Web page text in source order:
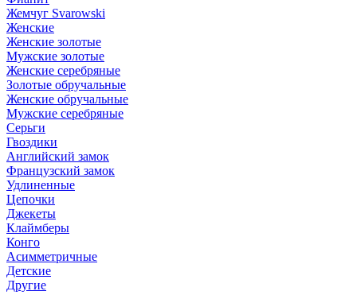
Жемчуг Svarowski
Женские
Женские золотые
Мужские золотые
Женские серебряные
Золотые обручальные
Женские обручальные
Мужские серебряные
Серьги
Гвоздики
Английский замок
Французский замок
Удлиненные
Цепочки
Джекеты
Клаймберы
Конго
Асимметричные
Детские
Другие